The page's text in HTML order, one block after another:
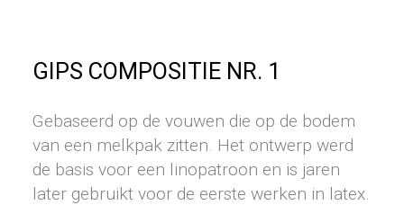
GIPS COMPOSITIE NR. 1
Gebaseerd op de vouwen die op de bodem
van een melkpak zitten. Het ontwerp werd
de basis voor een linopatroon en is jaren
later gebruikt voor de eerste werken in latex.